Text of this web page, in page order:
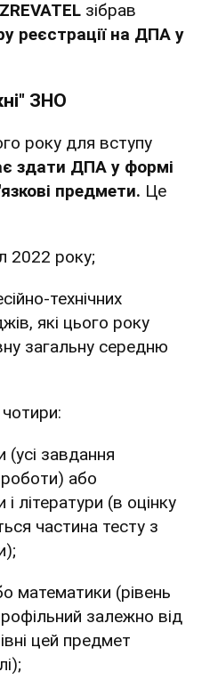
зібрав
реєстрації на ДПА у
ЗНО
року для вступу
здати ДПА у формі
предмети. Це
2022 року;
технічних
які цього року
загальну середню
(усі завдання
роботи) або
і літератури (в оцінку
частина тесту з
математики (рівень
залежно від
цей предмет